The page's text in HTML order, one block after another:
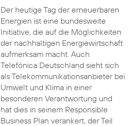
Der heutige Tag der erneuerbaren
Energien ist eine bundesweite
Initiative, die auf die Möglichkeiten
der nachhaltigen Energiewirtschaft
aufmerksam macht. Auch
Telefónica Deutschland sieht sich
als Telekommunikationsanbieter bei
Umwelt und Klima in einer
besonderen Verantwortung und
hat dies in seinem Responsible
Business Plan verankert, der Teil